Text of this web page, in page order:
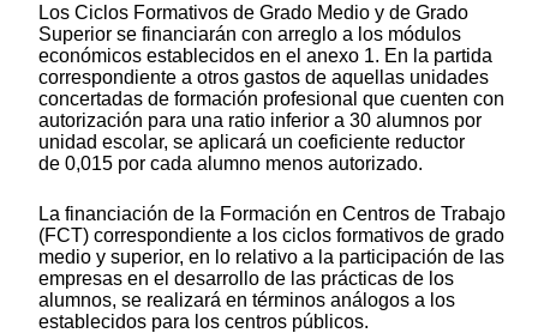
Los Ciclos Formativos de Grado Medio y de Grado
Superior se financiarán con arreglo a los módulos
económicos establecidos en el anexo 1. En la partida
correspondiente a otros gastos de aquellas unidades
concertadas de formación profesional que cuenten con
autorización para una ratio inferior a 30 alumnos por
unidad escolar, se aplicará un coeficiente reductor
de 0,015 por cada alumno menos autorizado.
La financiación de la Formación en Centros de Trabajo
(FCT) correspondiente a los ciclos formativos de grado
medio y superior, en lo relativo a la participación de las
empresas en el desarrollo de las prácticas de los
alumnos, se realizará en términos análogos a los
establecidos para los centros públicos.